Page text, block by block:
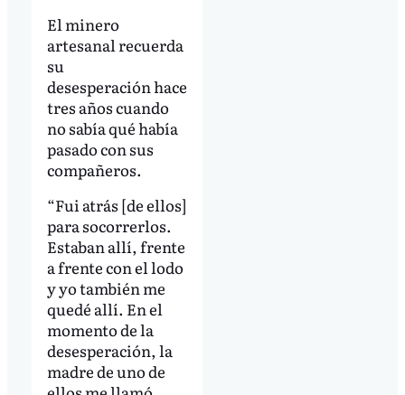
El minero
artesanal recuerda
su
desesperación hace
tres años cuando
no sabía qué había
pasado con sus
compañeros.
“Fui atrás [de ellos]
para socorrerlos.
Estaban allí, frente
a frente con el lodo
y yo también me
quedé allí. En el
momento de la
desesperación, la
madre de uno de